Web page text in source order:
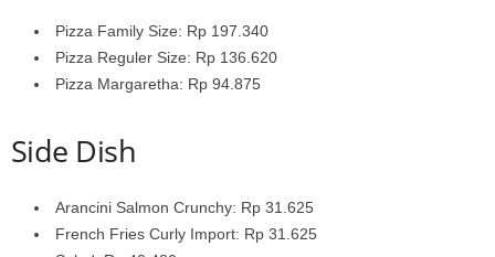
Pizza Family Size: Rp 197.340
Pizza Reguler Size: Rp 136.620
Pizza Margaretha: Rp 94.875
Side Dish
Arancini Salmon Crunchy: Rp 31.625
French Fries Curly Import: Rp 31.625